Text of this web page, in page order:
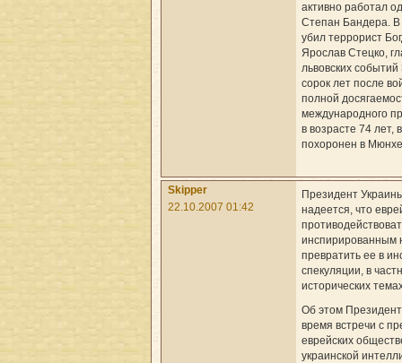
активно работал
Степан Бандера. В
убил террорист
Ярослав Стецко,
львовских
сорок лет после
полной
международного
в возрасте 74 лет,
похоронен в
Skipper
22.10.2007 01:42
Президент
надеется, что
инспирированным
превратить ее в
спекуляции, в
исторических
Об этом
время встречи с
еврейских
украинской